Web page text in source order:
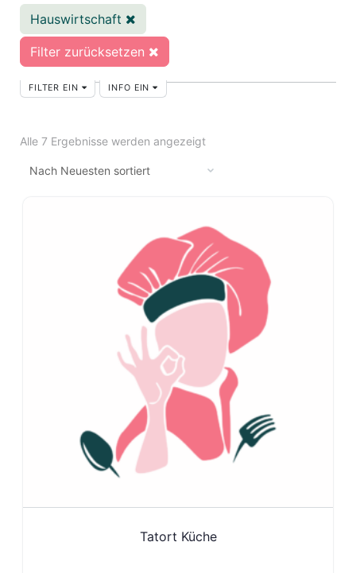
Hauswirtschaft
Filter zurücksetzen
FILTER EIN INFO EIN
Alle 7 Ergebnisse werden angezeigt
Tatort Küche